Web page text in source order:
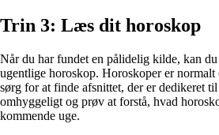
Trin 3: Læs dit horoskop
Når du har fundet en pålidelig kilde, kan
ugentlige horoskop. Horoskoper er normalt
sørg for at finde afsnittet, der er dedikeret
omhyggeligt og prøv at forstå, hvad
kommende uge.